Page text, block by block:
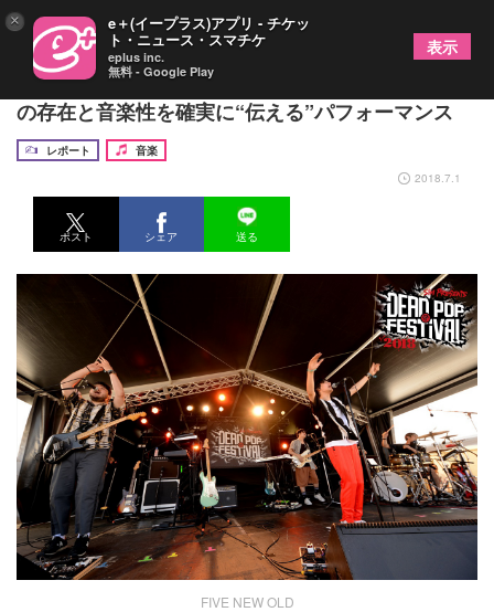
【DPF 2018 クイックレポ】FIVE NEW OLD 自ら
の存在と音楽性を確実に“伝える”パフォーマンス
レポート
音楽
2018.7.1
ポスト シェア 送る
FIVE NEW OLD
× e＋(イープラス)アプリ - チケッ
ト・ニュース・スマチケ
eplus inc.
無料 - Google Play
表示